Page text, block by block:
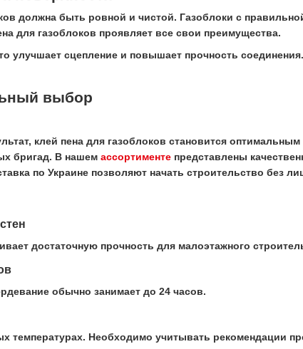
должна быть ровной и чистой. Газоблоки с
для газоблоков проявляет все свои преимущества.
улучшает сцепление и повышает прочность
выбор
клей пена для газоблоков становится
бригад. В нашем ассортименте представлены
по Украине позволяют начать строительство без
достаточную прочность для малоэтажного
обычно занимает до 24 часов.
температурах. Необходимо учитывать рекомендации